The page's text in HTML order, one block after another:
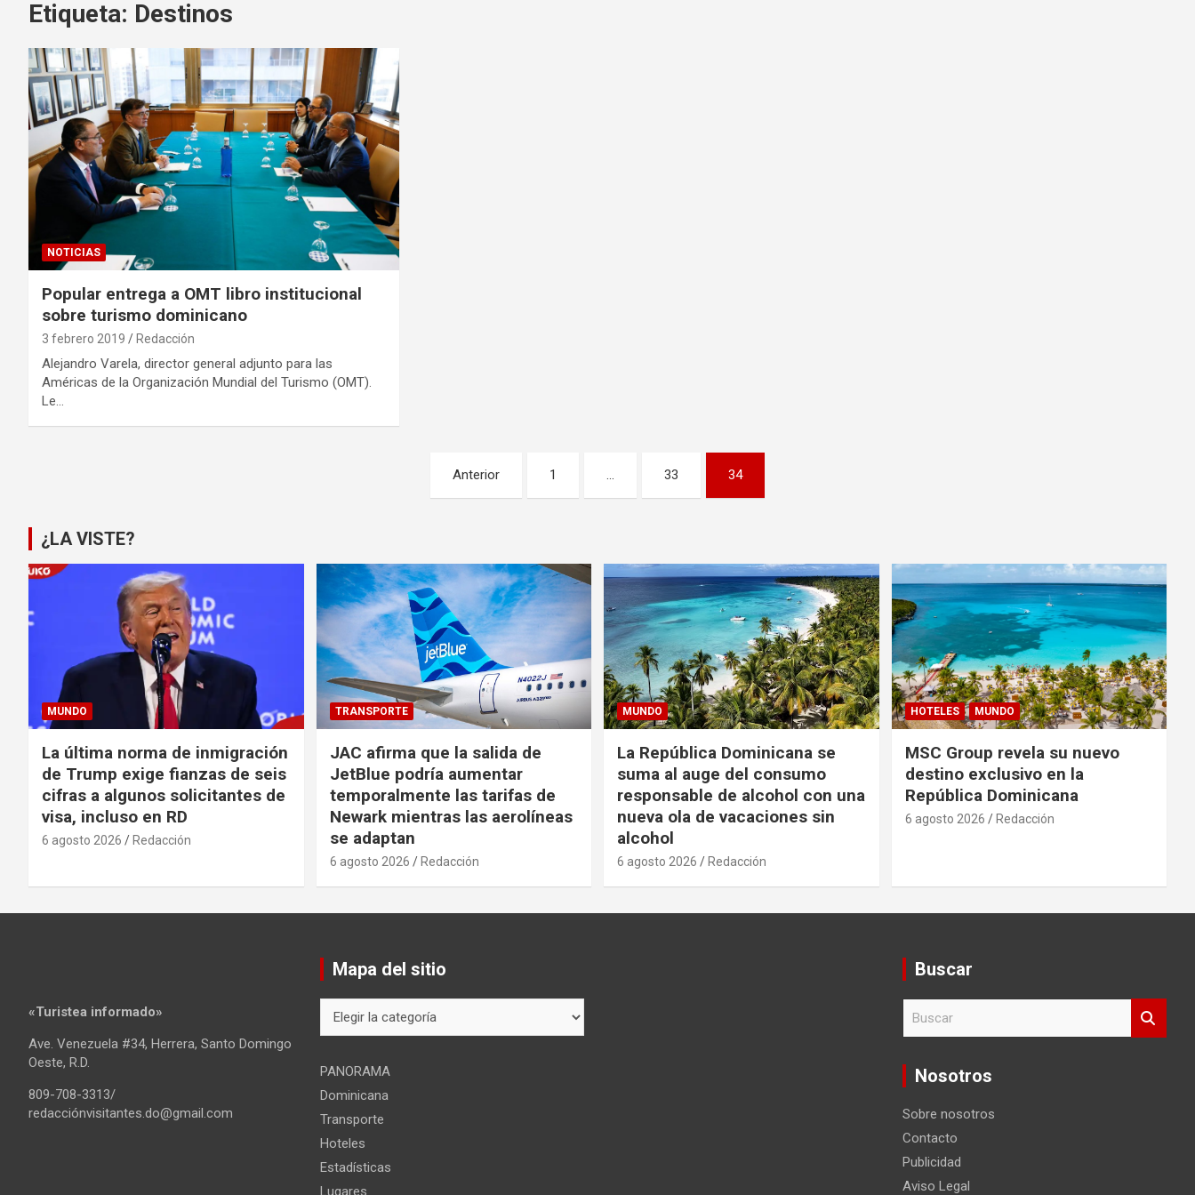
Etiqueta: Destinos
NOTICIAS
Popular entrega a OMT libro institucional
sobre turismo dominicano
3 febrero 2019 Redacción
Alejandro Varela, director general adjunto para las
Américas de la Organización Mundial del Turismo (OMT).
Le…
entradas
Anterior 1 … 33 34
¿LA VISTE?
MUNDO
La última norma de inmigración
de Trump exige fianzas de seis
cifras a algunos solicitantes de
visa, incluso en RD
6 agosto 2026 Redacción
TRANSPORTE
JAC afirma que la salida de
JetBlue podría aumentar
temporalmente las tarifas de
Newark mientras las aerolíneas
se adaptan
6 agosto 2026 Redacción
MUNDO
La República Dominicana se
suma al auge del consumo
responsable de alcohol con una
nueva ola de vacaciones sin
alcohol
6 agosto 2026 Redacción
HOTELES MUNDO
MSC Group revela su nuevo
destino exclusivo en la
República Dominicana
6 agosto 2026 Redacción
«Turistea informado»
Ave. Venezuela #34, Herrera, Santo Domingo
Oeste, R.D.
809-708-3313/
redacciónvisitantes.do@gmail.com
Mapa del sitio
del
PANORAMA
Dominicana
Transporte
Hoteles
Estadísticas
Lugares
Buscar
c
Nosotros
Sobre nosotros
Contacto
Publicidad
Aviso Legal